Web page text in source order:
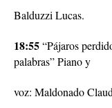
Balduzzi Lucas.
18:55“Pájaros
palabras” Piano y
voz: Maldonado